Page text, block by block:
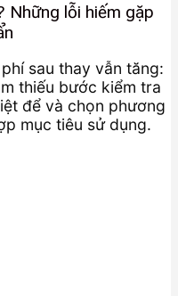
Những lỗi hiếm gặp
sau thay vẫn tăng:
thiếu bước kiểm tra
để và chọn phương
mục tiêu sử dụng.